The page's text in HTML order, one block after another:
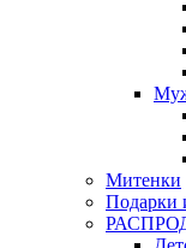
Митенки
Подарки